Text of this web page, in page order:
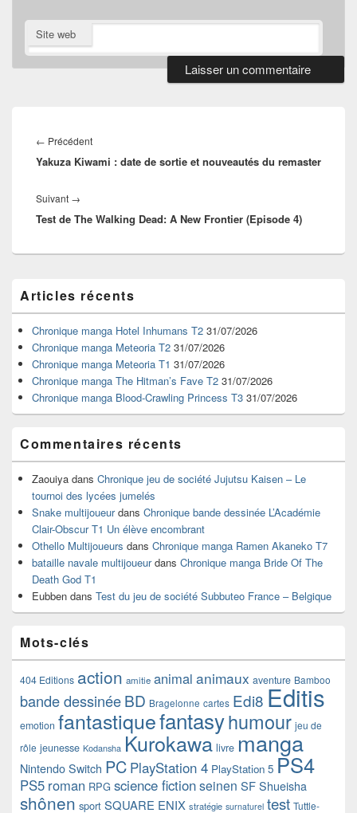
Site web
de
l’article
← PrécédentArticle
précédent :
Yakuza Kiwami : date de sortie et nouveautés du remaster
Suivant →
suivant :
Test de The Walking Dead: A New Frontier (Episode 4)
principale
de
widget
pour
barre
latérale
Articles récents
Chronique manga Hotel Inhumans T2 31/07/2026
Chronique manga Meteoria T2 31/07/2026
Chronique manga Meteoria T1 31/07/2026
Chronique manga The Hitman’s Fave T2 31/07/2026
Chronique manga Blood-Crawling Princess T3 31/07/2026
Commentaires récents
Zaouiya dans Chronique jeu de société Jujutsu Kaisen – Le
tournoi des lycées jumelés
Snake multijoueurdans Chronique bande dessinée L’Académie
Clair-Obscur T1 Un élève encombrant
Othello Multijoueurs dans Chronique manga Ramen Akaneko T7
bataille navale multijoueurdans Chronique manga Bride Of The
Death God T1
Eubben dans Test du jeu de société Subbuteo France – Belgique
Mots-clés
404 Editions action amitie animal animaux aventure Bamboo
bande dessinéeBD Bragelonne cartes Edi8 Editis
emotion fantastiquefantasyhumour jeu de
rôle jeunesse Kodansha Kurokawa livre manga
Nintendo Switch PC PlayStation 4 PlayStation 5 PS4
PS5 roman RPG science fictionseinen SF Shueisha
shônen sport SQUARE ENIX stratégie surnaturel test Tuttle-